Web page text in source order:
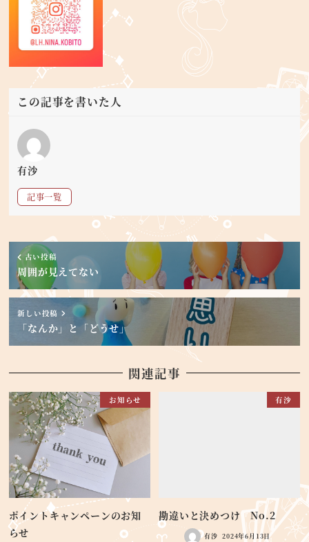
この記事を書いた人
有沙
記事一覧
古い投稿
周囲が見えてない
新しい投稿
「なんか」と「どうせ」
関連記事
お知らせ
ポイントキャンペーンのお知
らせ
有沙
勘違いと決めつけ No.2
有沙 2024年6月13日